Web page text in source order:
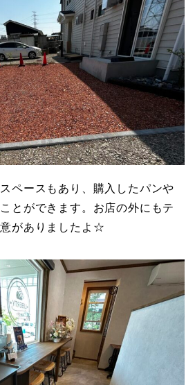
ペースもあり、購入したパンや
とができます。お店の外にもテ
がありましたよ☆